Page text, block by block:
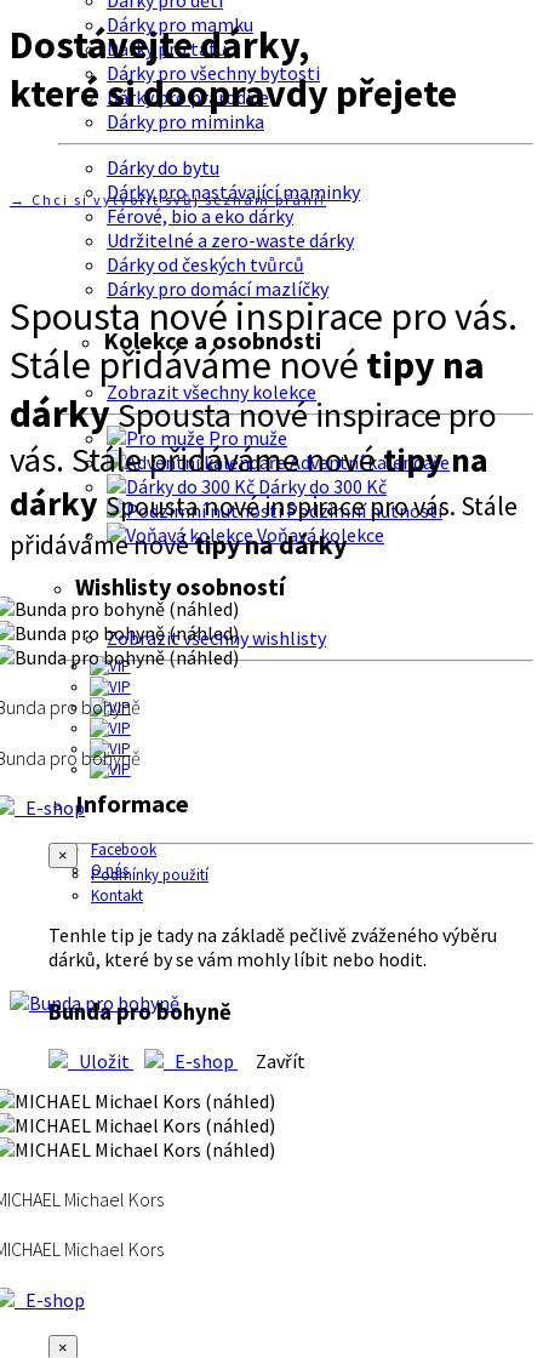
Dárky pro mamku
Dárky pro tátu
Dárky pro všechny bytosti
Dárky pro prarodiče
Dárky pro miminka
Dárky do bytu
Dárky pro nastávající maminky
Férové, bio a eko dárky
Udržitelné a zero-waste dárky
Dárky od českých tvůrců
Dárky pro domácí mazlíčky
Kolekce a osobnosti
Zobrazit všechny kolekce
Pro muže
Adventní kalendáře
Dárky do 300 Kč
Podzimní nutnosti
Voňavá kolekce
Wishlisty osobností
Zobrazit všechny wishlisty
Informace
Facebook
O nás
Podmínky použití
Kontakt
Dostávejte dárky,
které si doopravdy přejete
→ Chci si vytvořit svůj seznam přání!
Spousta nové inspirace pro vás.
Stále přidáváme nové tipy na
dárkySpousta nové inspirace pro
vás. Stále přidáváme novétipy na
dárky Spousta nové inspirace pro vás. Stále
přidáváme novétipy na dárky
pro bohyně
pro bohyně
E-shop
×
Tenhle tip je tady na základě pečlivě zváženého výběru
dárků, které by se vám mohly líbit nebo hodit.
Bunda pro bohyně
Uložit E-shop Zavřít
Michael Kors
Michael Kors
E-shop
×